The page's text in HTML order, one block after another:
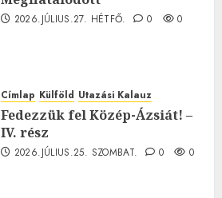
2026.JÚLIUS.27. HÉTFŐ. 0 0
Címlap Külföld Utazási Kalauz
Fedezzük fel Közép-Ázsiát! –
IV. rész
2026.JÚLIUS.25. SZOMBAT. 0 0